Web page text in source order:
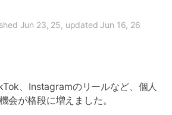
Jun 23, 25, updated Jun 16, 26
、Instagramのリールなど、個人
会が格段に増えました。